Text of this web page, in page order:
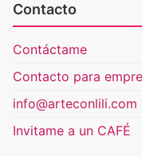
Contacto
Contáctame
Contacto para
info@arteconlili.com
Invitame a un CAFÉ